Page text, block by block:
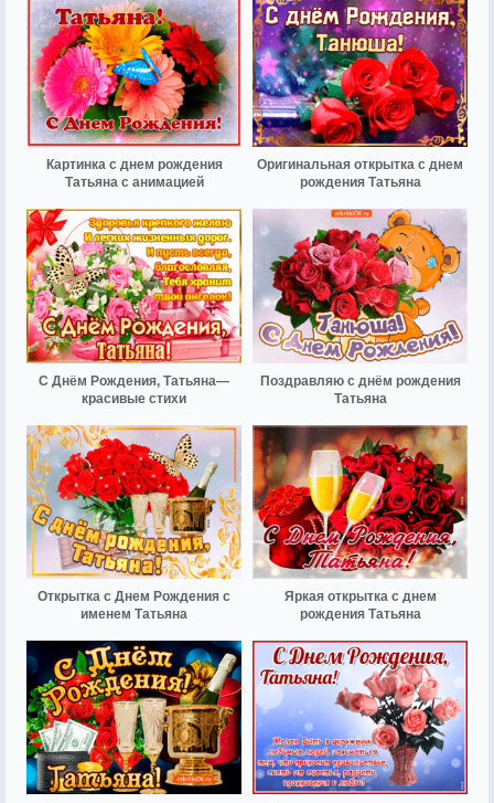
Картинка с днем рождения
Татьяна с анимацией
Оригинальная открытка с днем
рождения Татьяна
С Днём Рождения, Татьяна—
красивые стихи
Поздравляю с днём рождения
Татьяна
Открытка с Днем Рождения с
именем Татьяна
Яркая открытка с днем
рождения Татьяна